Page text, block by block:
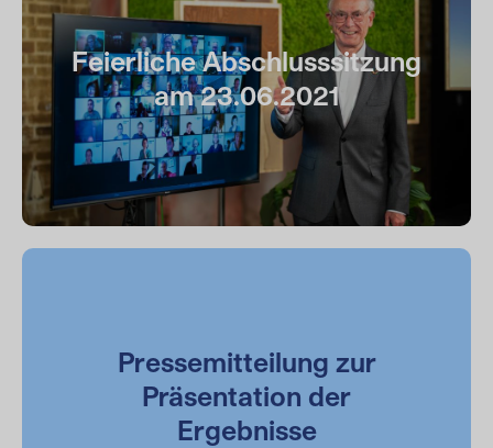
Feierliche Abschlusssitzung
am 23.06.2021
Pressemitteilung zur
Präsentation der
Ergebnisse